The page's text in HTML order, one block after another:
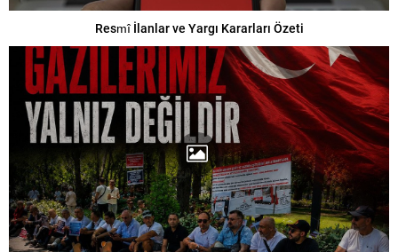
Resmî İlanlar ve Yargı Kararları Özeti